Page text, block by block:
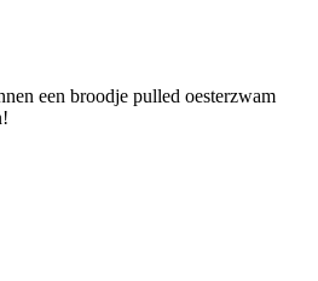
een broodje pulled oesterzwam